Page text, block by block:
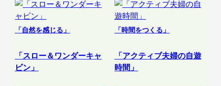
「自然を感じる」
「スロー＆ワンダーキャ
ビン」
「時間をつくる」
「アクティブ夫婦の自遊
時間」